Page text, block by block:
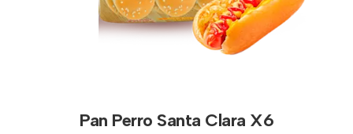
Pan Perro Santa Clara X6